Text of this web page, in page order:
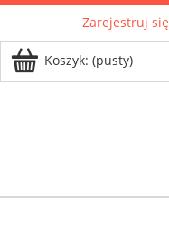
Zarejestruj się
Koszyk: (pusty)